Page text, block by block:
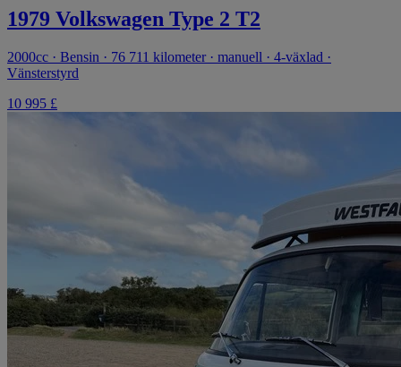
1979 Volkswagen Type 2 T2
2000cc · Bensin · 76 711 kilometer · manuell · 4-växlad ·
Vänsterstyrd
10 995 £